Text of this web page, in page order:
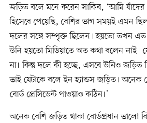
জড়িত বলে মনে করেন সাকিব, ‘আমি যাঁদের
হিসেবে পেয়েছি, বেশির ভাগ সময়ই এমন
দলের সঙ্গে সম্পৃক্ত ছিলেন। হয়তো তখন এত
উনি হয়তো মিডিয়াতে অত কথা বলেন নাই।
না। কিন্তু দলে কী হচ্ছে, এসবে উনিও
ভাই যেটাকে বলে ইন হ্যান্ডস জড়িত। অনেক
বোর্ড প্রেসিডেন্ট পাওয়াও কঠিন।’
অনেক বেশি জড়িত থাকা বোর্ডপ্রধান ভালো